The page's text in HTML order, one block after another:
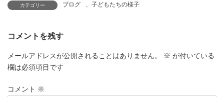
カテゴリー ブログ 子どもたちの様子
コメントを残す
メールアドレスが公開されることはありません。 ※ が付いている
欄は必須項目です
コメント ※